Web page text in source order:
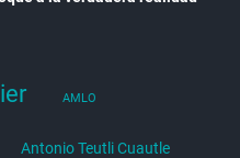
AMLO
Antonio Teutli Cuautle